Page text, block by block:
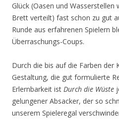
Glück (Oasen und
Brett verteilt) fast schon zu gut
Runde aus erfahrenen Spielern
Überraschungs-Coups.
Durch die bis auf die Farben der
Gestaltung, die gut formulierte
Erlernbarkeit ist Durch die Wüste
gelungener Absacker, der so
unserem Spieleregal